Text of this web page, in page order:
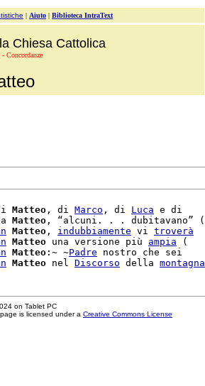
| Aiuto | Biblioteca IntraText
Chiesa Cattolica
Concordanze
Matteo , di Marco , di Luca e di
Matteo , “alcuni. . . dubitavano” (
Matteo , indubbiamente vi troverà
Matteo una versione più ampia (
Matteo :~ ~Padre nostro che sei
Matteo nel Discorso della montagna
on Tablet PC
is licensed under a Creative Commons License